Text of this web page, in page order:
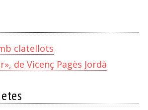
clatellots
de Vicenç Pagès Jordà